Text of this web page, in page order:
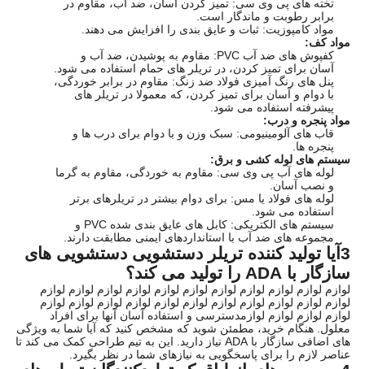
تخته های پی وی سی: تمیز کردن آسان، ضد آب، مقاوم در
برابر رطوبت و ماندگار است.
مواد کامپوزیت: ثبات و عایق بندی را افزایش می دهند.
مواد کف:
کفپوش های ضد آب PVC: مقاوم به پوشیدن، ضد آب و
آسان برای تمیز کردن، در تریلر های حمام استفاده می شود.
پنل های رنگ آمیزی فولاد ضد زنگ: مقاوم در برابر خوردگی،
با دوام و آسان برای تمیز کردن، که معمولا در تریلر های
پیشرفته استفاده می شود.
مواد پنجره و درب:
قاب های آلومینیومی: سبک وزن و با دوام برای درب ها و
پنجره ها.
سیستم های لوله کشی و برق:
لوله های آب پی وی سی: مقاوم به خوردگی، مقاوم به گرما
و نصب آسان.
لوله های فولاد یا مس: برای دوام بیشتر در تریلرهای برتر
استفاده می شود.
سیستم های الکتریکی: کابل های عایق بندی شده PVC و
مجموعه های ضد آب با استانداردهای ایمنی مطابقت دارند.
3آیا تولید کننده تریلر دستشویی دستشویی های
سازگار با ADA را تولید می کند؟
لوازم لوازم لوازم لوازم لوازم لوازم لوازم لوازم لوازم لوازم لوازم
لوازم لوازم لوازم لوازم لوازم لوازم لوازم لوازم لوازم لوازم لوازم
لوازم لوازم لوازم لوازمدسترسی و استفاده آسان آنها برای افراد
معلول. هنگام خرید، مطمئن شوید که مشخص کنید که آیا شما به ویژگی
های اضافی سازگار با ADA نیاز دارید. این به تیم طراحی کمک می کند تا
عناصر لازم را برای پاسخگویی به نیازهای شما در نظر بگیرد.